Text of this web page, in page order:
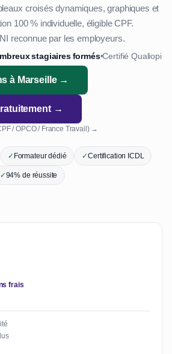
croisés dynamiques, graphiques et
100 % individuelle, éligible CPF.
reconnue par les employeurs.
stagiaires formés•Certifié Qualiopi
à Marseille →
→
/ OPCO / France Travail) →
✓Formateur dédié ✓Certification ICDL
✓94% de réussite
frais